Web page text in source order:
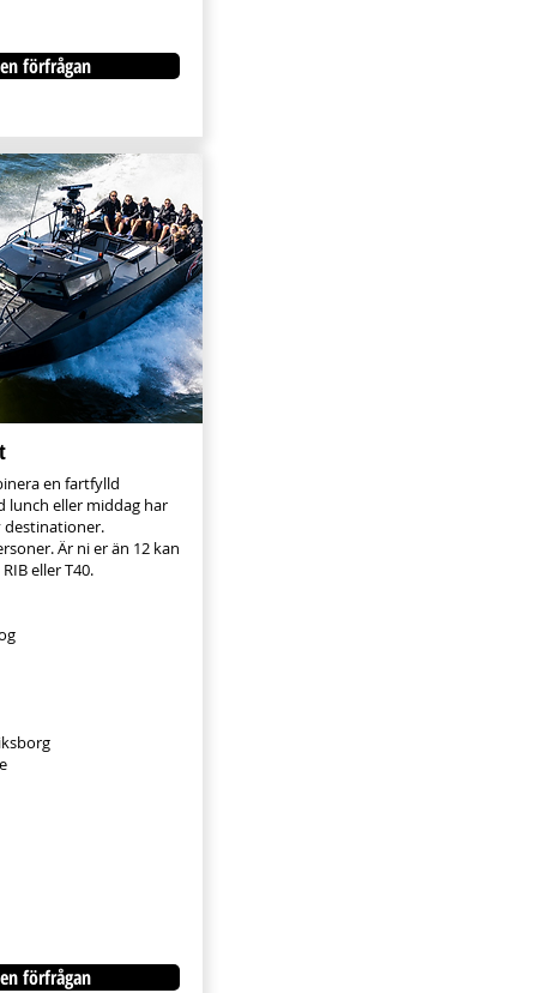
förfrågan
en fartfylld
eller middag har
Är ni er än 12 kan
eller T40.
förfrågan